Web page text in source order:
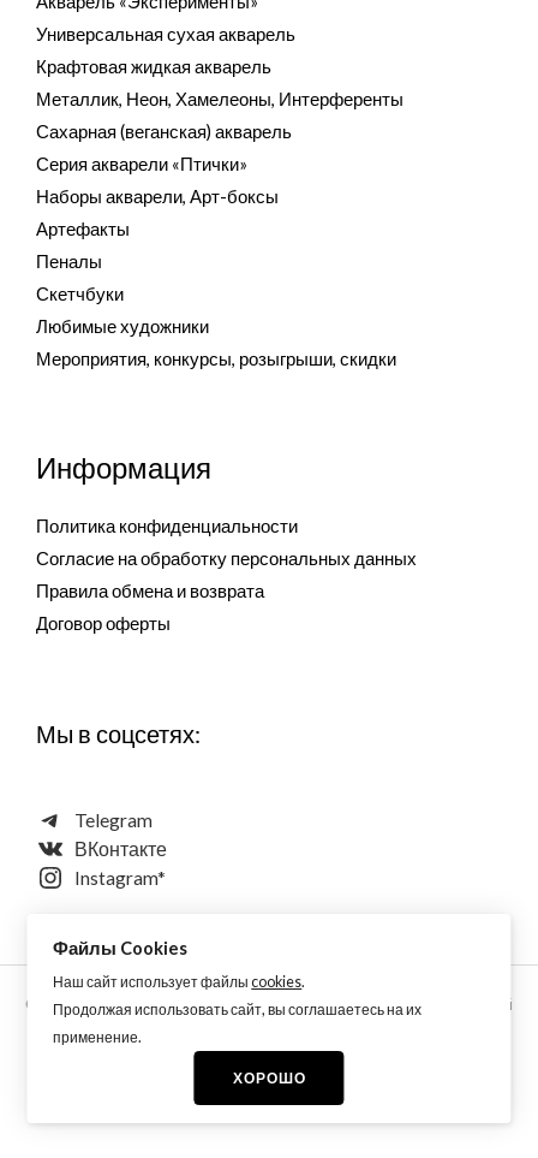
Универсальная сухая акварель
Крафтовая жидкая акварель
Металлик, Неон, Хамелеоны, Интерференты
Сахарная (веганская) акварель
Серия акварели «Птички»
Наборы акварели, Арт-боксы
Артефакты
Пеналы
Скетчбуки
Любимые художники
Мероприятия, конкурсы, розыгрыши, скидки
Информация
Политика конфиденциальности
Согласие на обработку персональных данных
Правила обмена и возврата
Договор оферты
Мы в соцсетях:
Telegram
ВКонтакте
Instagram*
Copyright © 2026 Aquarellewings - уникальная акварель ручной
работы по старинным технологиям из растительных,
* принадлежит Meta, запрещен на территории РФ
Файлы Cookies
Наш сайт использует файлыcookies.
Продолжая использовать сайт, вы соглашаетесь на их
применение.
ХОРОШО